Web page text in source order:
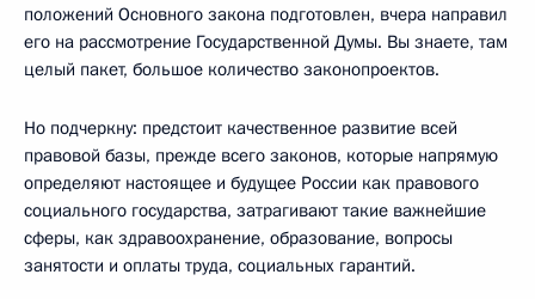
положений Основного закона подготовлен, вчера направил
его на рассмотрение Государственной Думы. Вы знаете, там
целый пакет, большое количество законопроектов.
Но подчеркну: предстоит качественное развитие всей
правовой базы, прежде всего законов, которые напрямую
определяют настоящее и будущее России как правового
социального государства, затрагивают такие важнейшие
сферы, как здравоохранение, образование, вопросы
занятости и оплаты труда, социальных гарантий.